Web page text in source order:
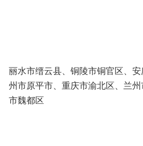
丽水市缙云县、铜陵市铜官区、
州市原平市、重庆市渝北区、兰
市魏都区